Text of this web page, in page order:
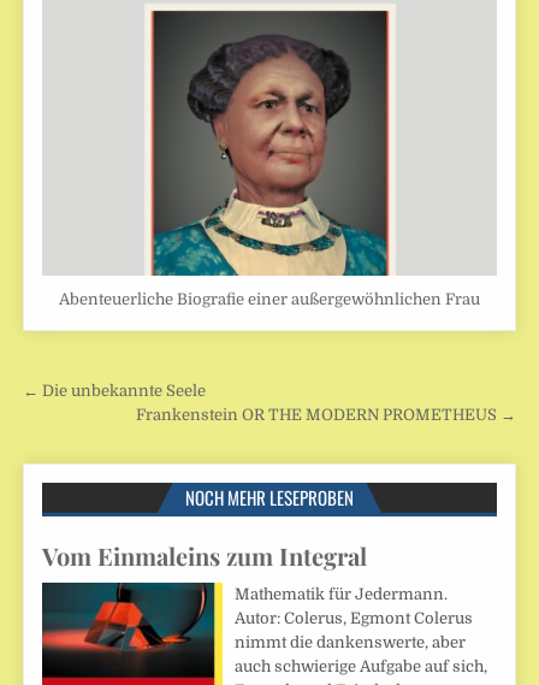
Abenteuerliche Biografie einer außergewöhnlichen Frau
Beitragsnavigation
← Die unbekannte Seele
Frankenstein OR THE MODERN PROMETHEUS →
NOCH MEHR LESEPROBEN
Vom Einmaleins zum Integral
Mathematik für Jedermann.
Autor: Colerus, Egmont Colerus
nimmt die dankenswerte, aber
auch schwierige Aufgabe auf sich,